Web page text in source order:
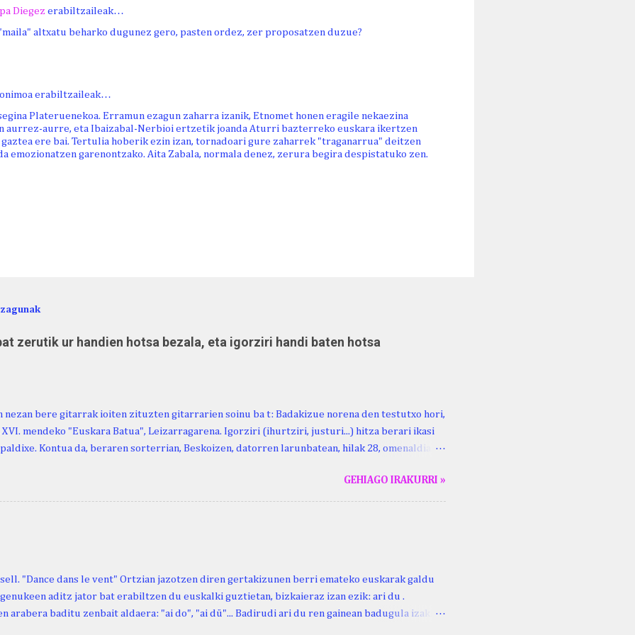
Diegez erabiltzaileak…
altxatu beharko dugunez gero, pasten ordez, zer proposatzen duzue?
erabiltzaileak…
Plateruenekoa. Erramun ezagun zaharra izanik, Etnomet honen eragile nekaezina
aurrez-aurre, eta Ibaizabal-Nerbioi ertzetik joanda Aturri bazterreko euskara ikertzen
ere bai. Tertulia hoberik ezin izan, tornadoari gure zaharrek "traganarrua" deitzen
emozionatzen garenontzako. Aita Zabala, normala denez, zerura begira despistatuko zen.
zerutik ur handien hotsa bezala, eta igorziri handi baten hotsa
nezan bere gitarrak ioiten zituzten gitarrarien soinu ba t: Badakizue norena den testutxo hori,
XVI. mendeko "Euskara Batua", Leizarragarena. Igorziri (ihurtziri, justuri...) hitza berari ikasi
Kontua da, beraren sorterrian, Beskoizen, datorren larunbatean, hilak 28, omenaldia
berri. "Leizarraga egun" izeneko omenaldia antolatu dute. Hauxe duzue Kristinari Henri
programa: - 15.00 Ongi etorria (herriko jantegian). - Henrike Knörr: Leizarraga-
GEHIAGO IRAKURRI »
"Dance dans le vent" Ortzian jazotzen diren gertakizunen berri emateko euskarak galdu
aditz jator bat erabiltzen du euskalki guztietan, bizkaieraz izan ezik: ari du .
arabera baditu zenbait aldaera: "ai do", "ai dü"... Badirudi ari du ren gainean badugula izaki